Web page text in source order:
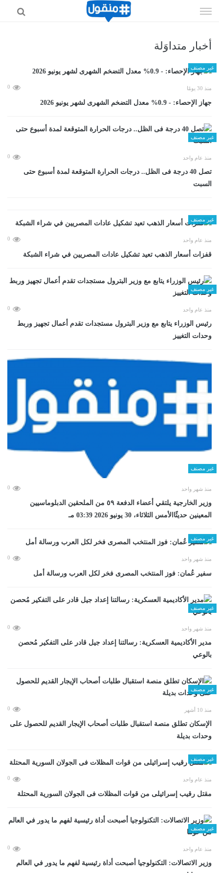
الى
أخبار متداوَلة
غير مصنف
منذ 30 يومًا 0
جهاز الإحصاء: - 0.9% معدل التضخم الشهرى لشهر يونيو 2026
غير مصنف
منذ عام واحد 0
تصل 40 درجة فى الظل.. درجات الحرارة المتوقعة لمدة أسبوع حتى
السبت
غير مصنف
منذ عام واحد 0
قفزات أسعار الذهب تعيد تشكيل عادات المصريين في شراء الشبكة
غير مصنف
منذ عام واحد 0
رئيس الوزراء يتابع مع وزير البترول مستجدات تقدم أعمال تجهيز وربط
وحدات التغييز
غير مصنف
منذ شهر واحد 0
وزير الخارجية يلتقي أعضاء الدفعة ٥٩ من الملحقين الدبلوماسيين
المعينين حديثًاالأمس الثلاثاء، 30 يونيو 2026 03:39 مـ
غير مصنف
منذ شهر واحد 0
سفير عُمان: فوز المنتخب المصرى فخر لكل العرب ورسالة أمل
غير مصنف
منذ شهر واحد 0
مدير الأكاديمية العسكرية: رسالتنا إعداد جيل قادر على التفكير مُحصن
بالوعي
غير مصنف
منذ 10 أشهر 0
الإسكان تطلق منصة استقبال طلبات أصحاب الإيجار القديم للحصول على
وحدات بديلة
غير مصنف
منذ عام واحد 0
مقتل رقيب إسرائيلى من قوات المظلات فى الجولان السورية المحتلة
غير مصنف
منذ عام واحد 0
وزير الاتصالات: التكنولوجيا أصبحت أداة رئيسية لفهم ما يدور في العالم